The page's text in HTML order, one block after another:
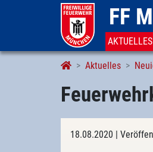
FF
AKTUELLES
Aktuelles
18.08.2020 |